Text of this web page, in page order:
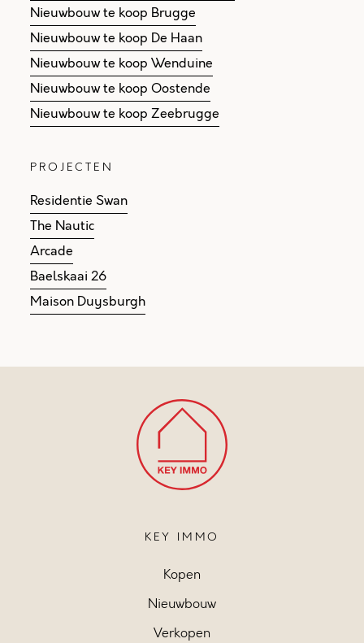
Nieuwbouw te koop Brugge
Nieuwbouw te koop De Haan
Nieuwbouw te koop Wenduine
Nieuwbouw te koop Oostende
Nieuwbouw te koop Zeebrugge
PROJECTEN
Residentie Swan
The Nautic
Arcade
Baelskaai 26
Maison Duysburgh
KEY IMMO
Kopen
Nieuwbouw
Verkopen